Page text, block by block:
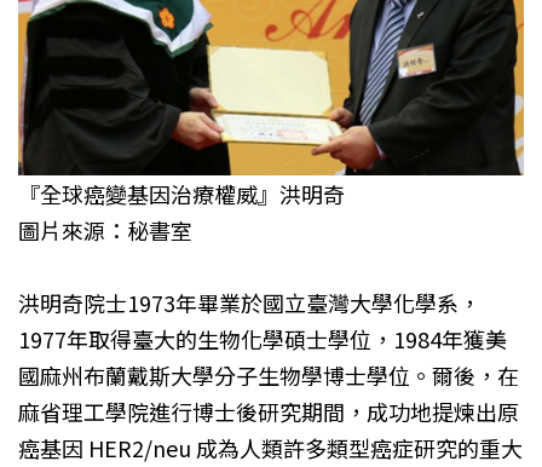
『全球癌變基因治療權威』洪明奇
圖片來源：秘書室
洪明奇院士1973年畢業於國立臺灣大學化學系，
1977年取得臺大的生物化學碩士學位，1984年獲美
國麻州布蘭戴斯大學分子生物學博士學位。爾後，在
麻省理工學院進行博士後研究期間，成功地提煉出原
癌基因 HER2/neu 成為人類許多類型癌症研究的重大